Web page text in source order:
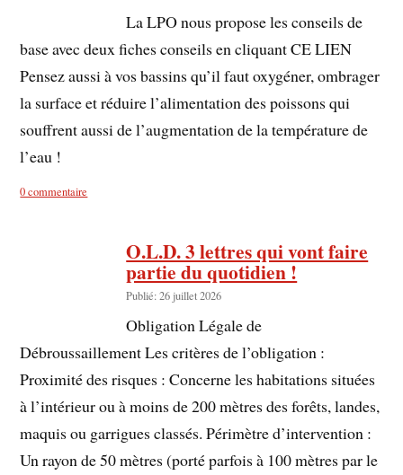
La LPO nous propose les conseils de
base avec deux fiches conseils en cliquant CE LIEN
Pensez aussi à vos bassins qu’il faut oxygéner, ombrager
la surface et réduire l’alimentation des poissons qui
souffrent aussi de l’augmentation de la température de
l’eau !
0 commentaire
O.L.D. 3 lettres qui vont faire
partie du quotidien !
Publié: 26 juillet 2026
Obligation Légale de
Débroussaillement Les critères de l’obligation :
Proximité des risques : Concerne les habitations situées
à l’intérieur ou à moins de 200 mètres des forêts, landes,
maquis ou garrigues classés. Périmètre d’intervention :
Un rayon de 50 mètres (porté parfois à 100 mètres par le